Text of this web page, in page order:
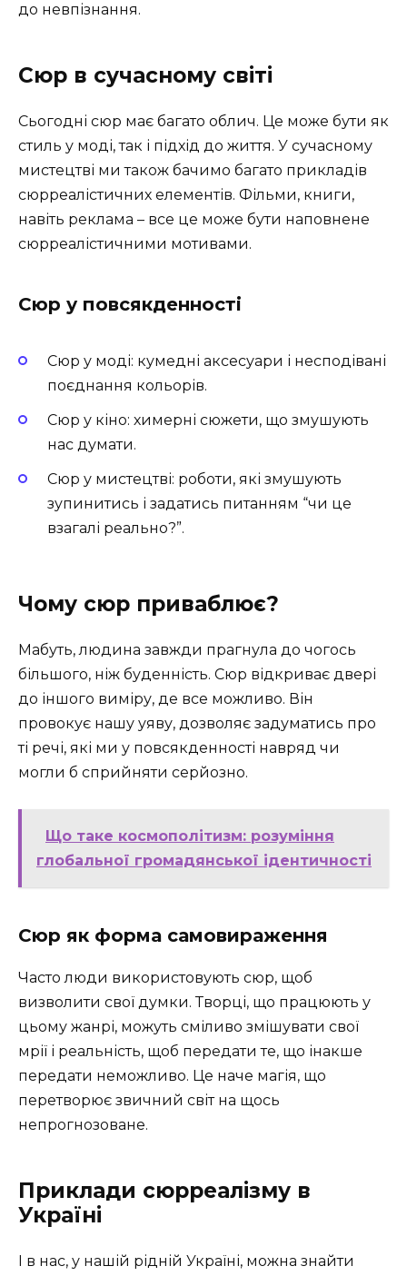
до невпізнання.
Сюр в сучасному світі
Сьогодні сюр має багато облич. Це може бути як
стиль у моді, так і підхід до життя. У сучасному
мистецтві ми також бачимо багато прикладів
сюрреалістичних елементів. Фільми, книги,
навіть реклама – все це може бути наповнене
сюрреалістичними мотивами.
Сюр у повсякденності
Сюр у моді: кумедні аксесуари і несподівані
поєднання кольорів.
Сюр у кіно: химерні сюжети, що змушують
нас думати.
Сюр у мистецтві: роботи, які змушують
зупинитись і задатись питанням “чи це
взагалі реально?”.
Чому сюр приваблює?
Мабуть, людина завжди прагнула до чогось
більшого, ніж буденність. Сюр відкриває двері
до іншого виміру, де все можливо. Він
провокує нашу уяву, дозволяє задуматись про
ті речі, які ми у повсякденності навряд чи
могли б сприйняти серйозно.
Що таке космополітизм: розуміння
глобальної громадянської ідентичності
Сюр як форма самовираження
Часто люди використовують сюр, щоб
визволити свої думки. Творці, що працюють у
цьому жанрі, можуть сміливо змішувати свої
мрії і реальність, щоб передати те, що інакше
передати неможливо. Це наче магія, що
перетворює звичний світ на щось
непрогнозоване.
Приклади сюрреалізму в
Україні
І в нас, у нашій рідній Україні, можна знайти